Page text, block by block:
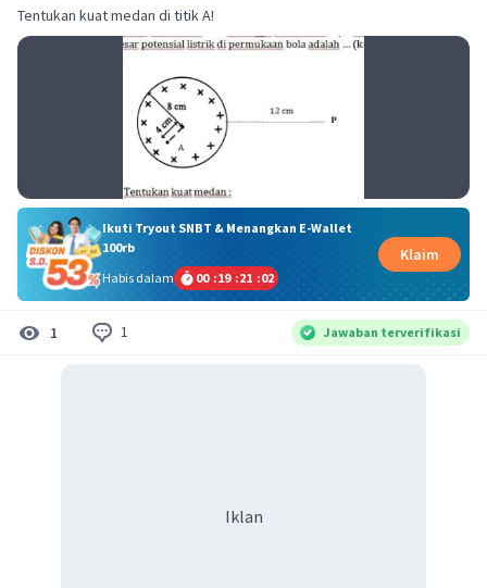
Tentukan kuat medan di titik A!
Ikuti Tryout SNBT & Menangkan E-Wallet
100rb
Habis dalam
00 :19 :21 :01
Klaim
1 1 Jawaban terverifikasi
Iklan